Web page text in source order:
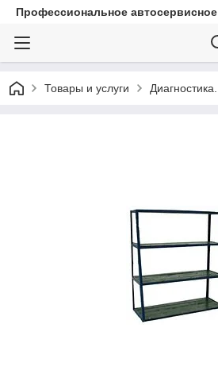
Профессиональное
Товары и услуги